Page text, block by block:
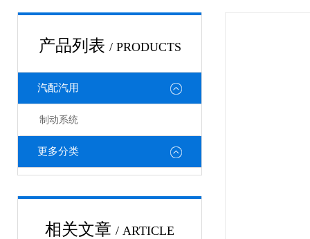
产品列表 / PRODUCTS
汽配汽用
制动系统
更多分类
相关文章 / ARTICLE